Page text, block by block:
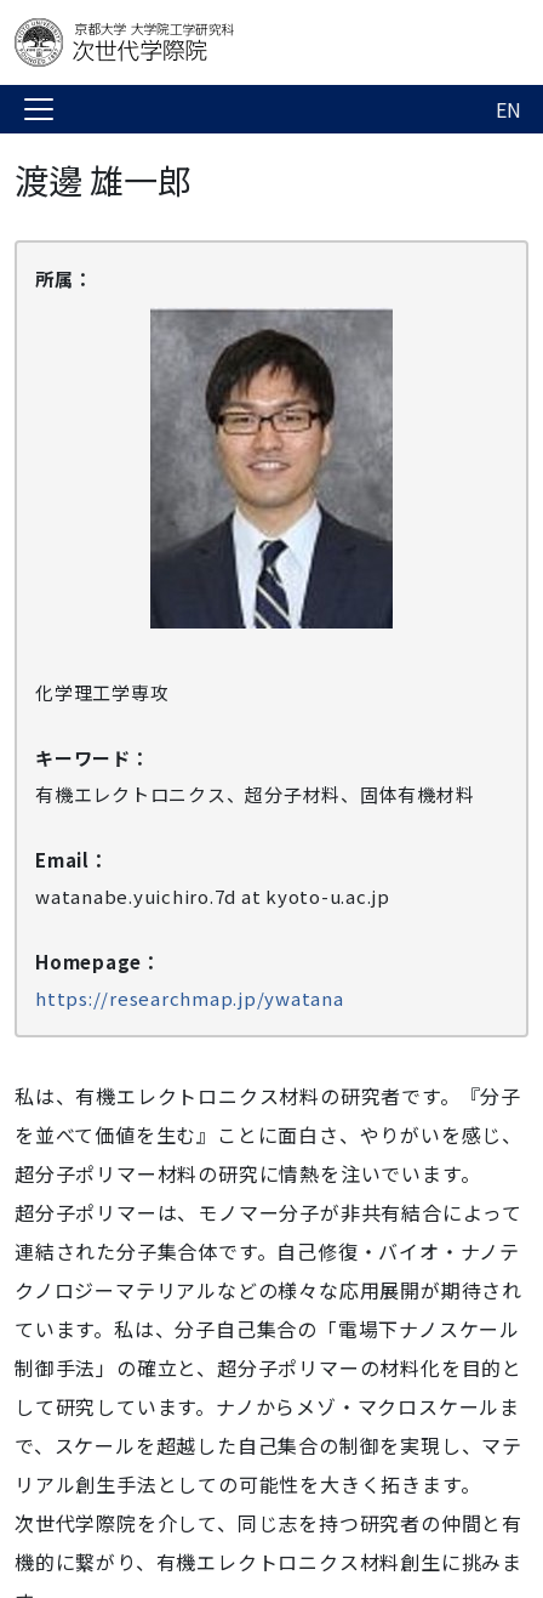
EN
渡邊 雄一郎
所属：
化学理工学専攻
キーワード：
有機エレクトロニクス、超分子材料、固体有機材料
Email：
watanabe.yuichiro.7d at kyoto-u.ac.jp
Homepage：
https://researchmap.jp/ywatana
私は、有機エレクトロニクス材料の研究者です。『分子
を並べて価値を生む』ことに面白さ、やりがいを感じ、
超分子ポリマー材料の研究に情熱を注いでいます。
超分子ポリマーは、モノマー分子が非共有結合によって
連結された分子集合体です。自己修復・バイオ・ナノテ
クノロジーマテリアルなどの様々な応用展開が期待され
ています。私は、分子自己集合の「電場下ナノスケール
制御手法」の確立と、超分子ポリマーの材料化を目的と
して研究しています。ナノからメゾ・マクロスケールま
で、スケールを超越した自己集合の制御を実現し、マテ
リアル創生手法としての可能性を大きく拓きます。
次世代学際院を介して、同じ志を持つ研究者の仲間と有
機的に繋がり、有機エレクトロニクス材料創生に挑みま